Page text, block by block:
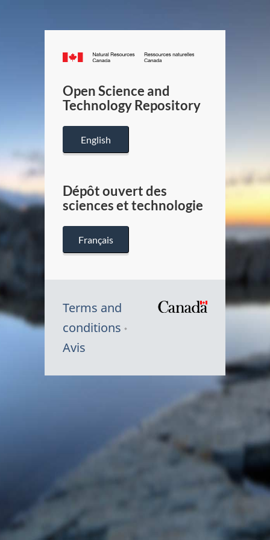
Canada.ca
/
Canada
Open Science and
Technology Repository
English
Dépôt ouvert des
sciences et technologie
Français
Terms and
conditions
Avis
du